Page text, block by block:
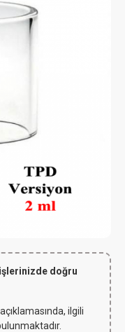
doğru
ilgili